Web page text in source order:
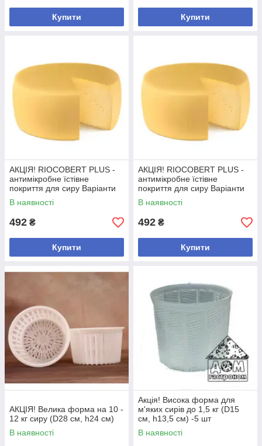
Купити Купити
АКЦІЯ! RIOCOBERT PLUS -
антимікробне їстівне
покриття для сиру Варіанти
для замовлення: 0,2 кг -2 шт
В наявності
492 ₴
Купити
АКЦІЯ! RIOCOBERT PLUS -
антимікробне їстівне
покриття для сиру Варіанти
для замовлення: 0,2 кг -2 шт
В наявності
492 ₴
Купити
АКЦІЯ! Велика форма на 10 -
12 кг сиру (D28 см, h24 см)
В наявності
Акція! Висока форма для
м'яких сирів до 1,5 кг (D15
см, h13,5 см) -5 шт
В наявності